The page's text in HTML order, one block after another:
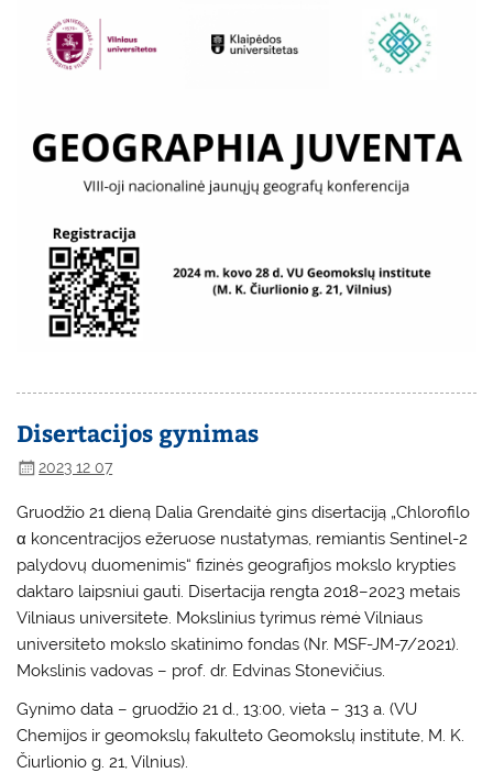
Disertacijos gynimas
2023 12 07
Gruodžio 21 dieną Dalia Grendaitė gins disertaciją „Chlorofilo
α koncentracijos ežeruose nustatymas, remiantis Sentinel-2
palydovų duomenimis“ fizinės geografijos mokslo krypties
daktaro laipsniui gauti. Disertacija rengta 2018–2023 metais
Vilniaus universitete. Mokslinius tyrimus rėmė Vilniaus
universiteto mokslo skatinimo fondas (Nr. MSF-JM-7/2021).
Mokslinis vadovas – prof. dr. Edvinas Stonevičius.
Gynimo data – gruodžio 21 d., 13:00, vieta – 313 a. (VU
Chemijos ir geomokslų fakulteto Geomokslų institute, M. K.
Čiurlionio g. 21, Vilnius).